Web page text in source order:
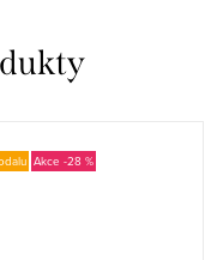
-28 %